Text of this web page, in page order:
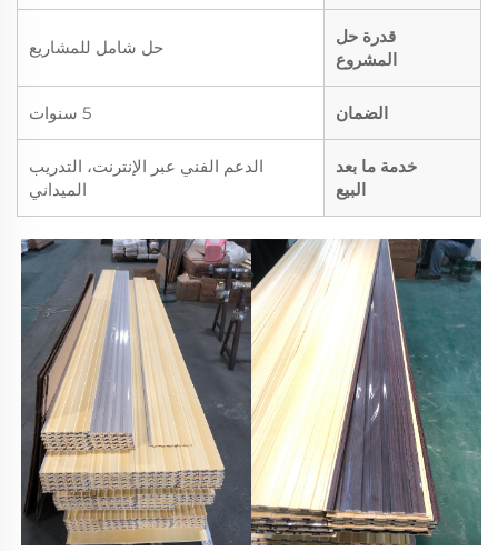
قدرة حل
المشروع
حل شامل للمشاريع
الضمان 5 سنوات
خدمة ما بعد
البيع
الدعم الفني عبر الإنترنت، التدريب
الميداني